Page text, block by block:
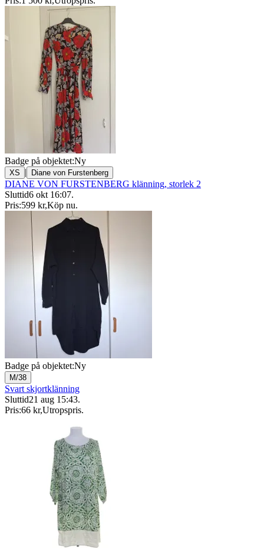
Badge på objektet:Ny
XS | Diane von Furstenberg
DIANE VON FURSTENBERG klänning, storlek 2
Sluttid6 okt 16:07.
Pris:599 kr,Köp nu.
Badge på objektet:Ny
M/38
Svart skjortklänning
Sluttid21 aug 15:43.
Pris:66 kr,Utropspris.